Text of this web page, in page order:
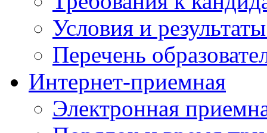
Условия и
Перечень
Интернет-приемная
Электронная